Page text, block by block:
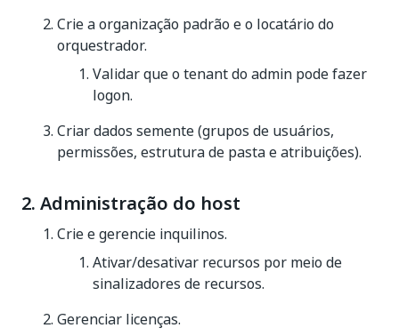
Crie a organização padrão e o locatário do
orquestrador.
Validar que o tenant do admin pode fazer
logon.
Criar dados semente (grupos de usuários,
permissões, estrutura de pasta e atribuições).
2. Administração do host
Crie e gerencie inquilinos.
Ativar/desativar recursos por meio de
sinalizadores de recursos.
Gerenciar licenças.